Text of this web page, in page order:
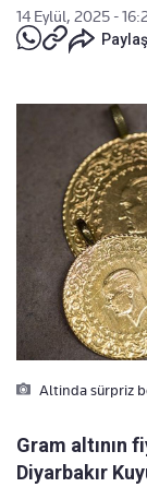
14 Eylül, 2025 -
Paylaş
Altinda sürpriz
Gram altının
Diyarbakır